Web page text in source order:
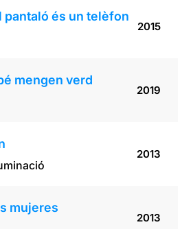
pantaló és un telèfon
2015
mengen verd
2019
2013
mujeres
2013